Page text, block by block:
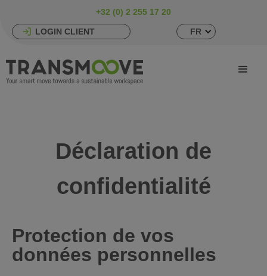
+32 (0) 2 255 17 20
LOGIN CLIENT FR
Déclaration de
confidentialité
Protection de vos
données personnelles